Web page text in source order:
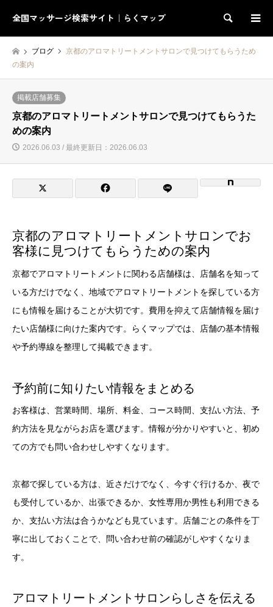
全国マッサージ検索サイト｜らくマップ 検索
ブログ
京都のアロマトリートメントサロンで見つけてもらうため
の案内
掲載店舗募集
京都のアロマトリートメントサロンで見つけてもらうた
めの案内
2026.06.03 / 最終更新日：2026.06.03
京都のアロマトリートメントサロンでお
客様に見つけてもらうための案内
京都でアロマトリートメントに関わる店舗様は、店舗名を知って
いる方だけでなく、地域でアロマトリートメントを探している方
にも情報を届けることが大切です。費用を抑えて店舗情報を届け
たい店舗様に向けた案内です。らくマップでは、店舗の基本情報
や予約導線を整理して掲載できます。
予約前に知りたい情報をまとめる
お客様は、営業時間、場所、料金、コース時間、支払い方法、予
約方法を見ながらお店を選びます。情報が分かりやすいと、初め
ての方でも問い合わせしやすくなります。
京都で探している方は、近さだけでなく、今すぐ行けるか、夜で
も受付しているか、出張できるか、女性専用か男性も利用できる
か、支払い方法は合うかなども見ています。店舗ごとの条件を丁
寧に出しておくことで、問い合わせ前の確認がしやすくなりま
す。
アロマトリートメントサロンらしさを伝える